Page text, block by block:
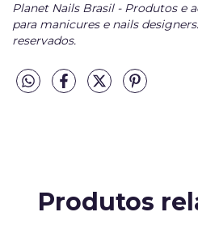
Planet Nails Brasil - Produtos e
para manicures e nails
reservados.
Produtos